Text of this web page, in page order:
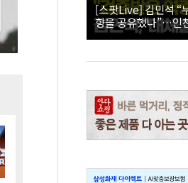
[스팟Live] 김민석 “
향을 공유했나”…인
26.08.08 더불어민주